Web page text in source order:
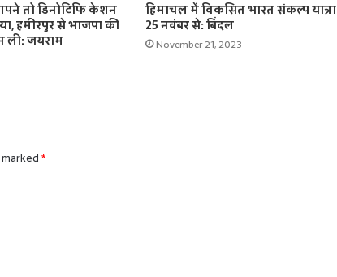
तो डिनोटिफि केशन
हमीरपुर से भाजपा की
ली: जयराम
हिमाचल में विकसित भारत संकल्प यात्रा
25 नवंबर से: बिंदल
November 21, 2023
*